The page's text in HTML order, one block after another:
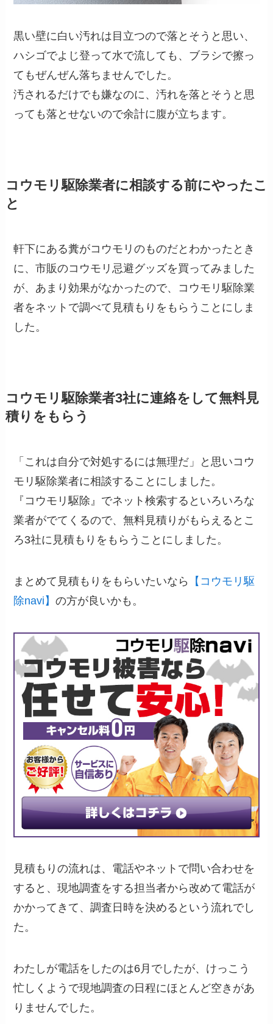
黒い壁に白い汚れは目立つので落とそうと思い、
ハシゴでよじ登って水で流しても、ブラシで擦っ
てもぜんぜん落ちませんでした。
汚されるだけでも嫌なのに、汚れを落とそうと思
っても落とせないので余計に腹が立ちます。
コウモリ駆除業者に相談する前にやったこ
と
軒下にある糞がコウモリのものだとわかったとき
に、市販のコウモリ忌避グッズを買ってみました
が、あまり効果がなかったので、コウモリ駆除業
者をネットで調べて見積もりをもらうことにしま
した。
コウモリ駆除業者3社に連絡をして無料見
積りをもらう
「これは自分で対処するには無理だ」と思いコウ
モリ駆除業者に相談することにしました。
『コウモリ駆除』でネット検索するといろいろな
業者がでてくるので、無料見積りがもらえるとこ
ろ3社に見積もりをもらうことにしました。
まとめて見積もりをもらいたいなら
【コウモリ駆
除navi】の方が良いかも。
見積もりの流れは、電話やネットで問い合わせを
すると、現地調査をする担当者から改めて電話が
かかってきて、調査日時を決めるという流れでし
た。
わたしが電話をしたのは6月でしたが、けっこう
忙しくようで現地調査の日程にほとんど空きがあ
りませんでした。